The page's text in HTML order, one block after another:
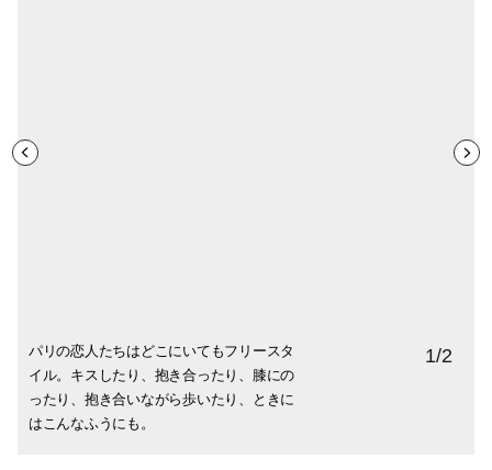
パリの恋人たちはどこにいてもフリースタ
イル。キスしたり、抱き合ったり、膝にの
ったり、抱き合いながら歩いたり、ときに
はこんなふうにも。
パリがロマンチックだったり華やかに見え
るのは、きっと人々の愛情表現が豊かなこ
とも一つの理由かも。街がピンクや赤のイ
メージ、ありませんか？
1/2